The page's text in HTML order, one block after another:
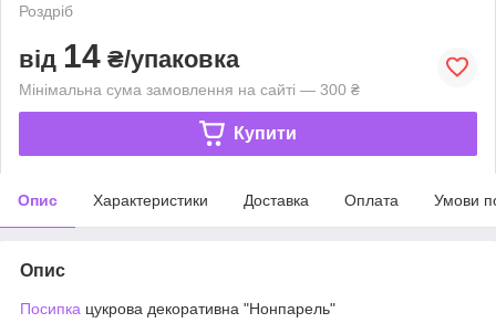
Роздріб
від 14 ₴/упаковка
Мінімальна сума замовлення на сайті — 300 ₴
Купити
Опис Характеристики Доставка Оплата Умови
Опис
Посипка цукрова декоративна "Нонпарель"